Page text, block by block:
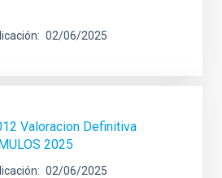
02/06/2025
Valoracion Definitiva
2025
02/06/2025